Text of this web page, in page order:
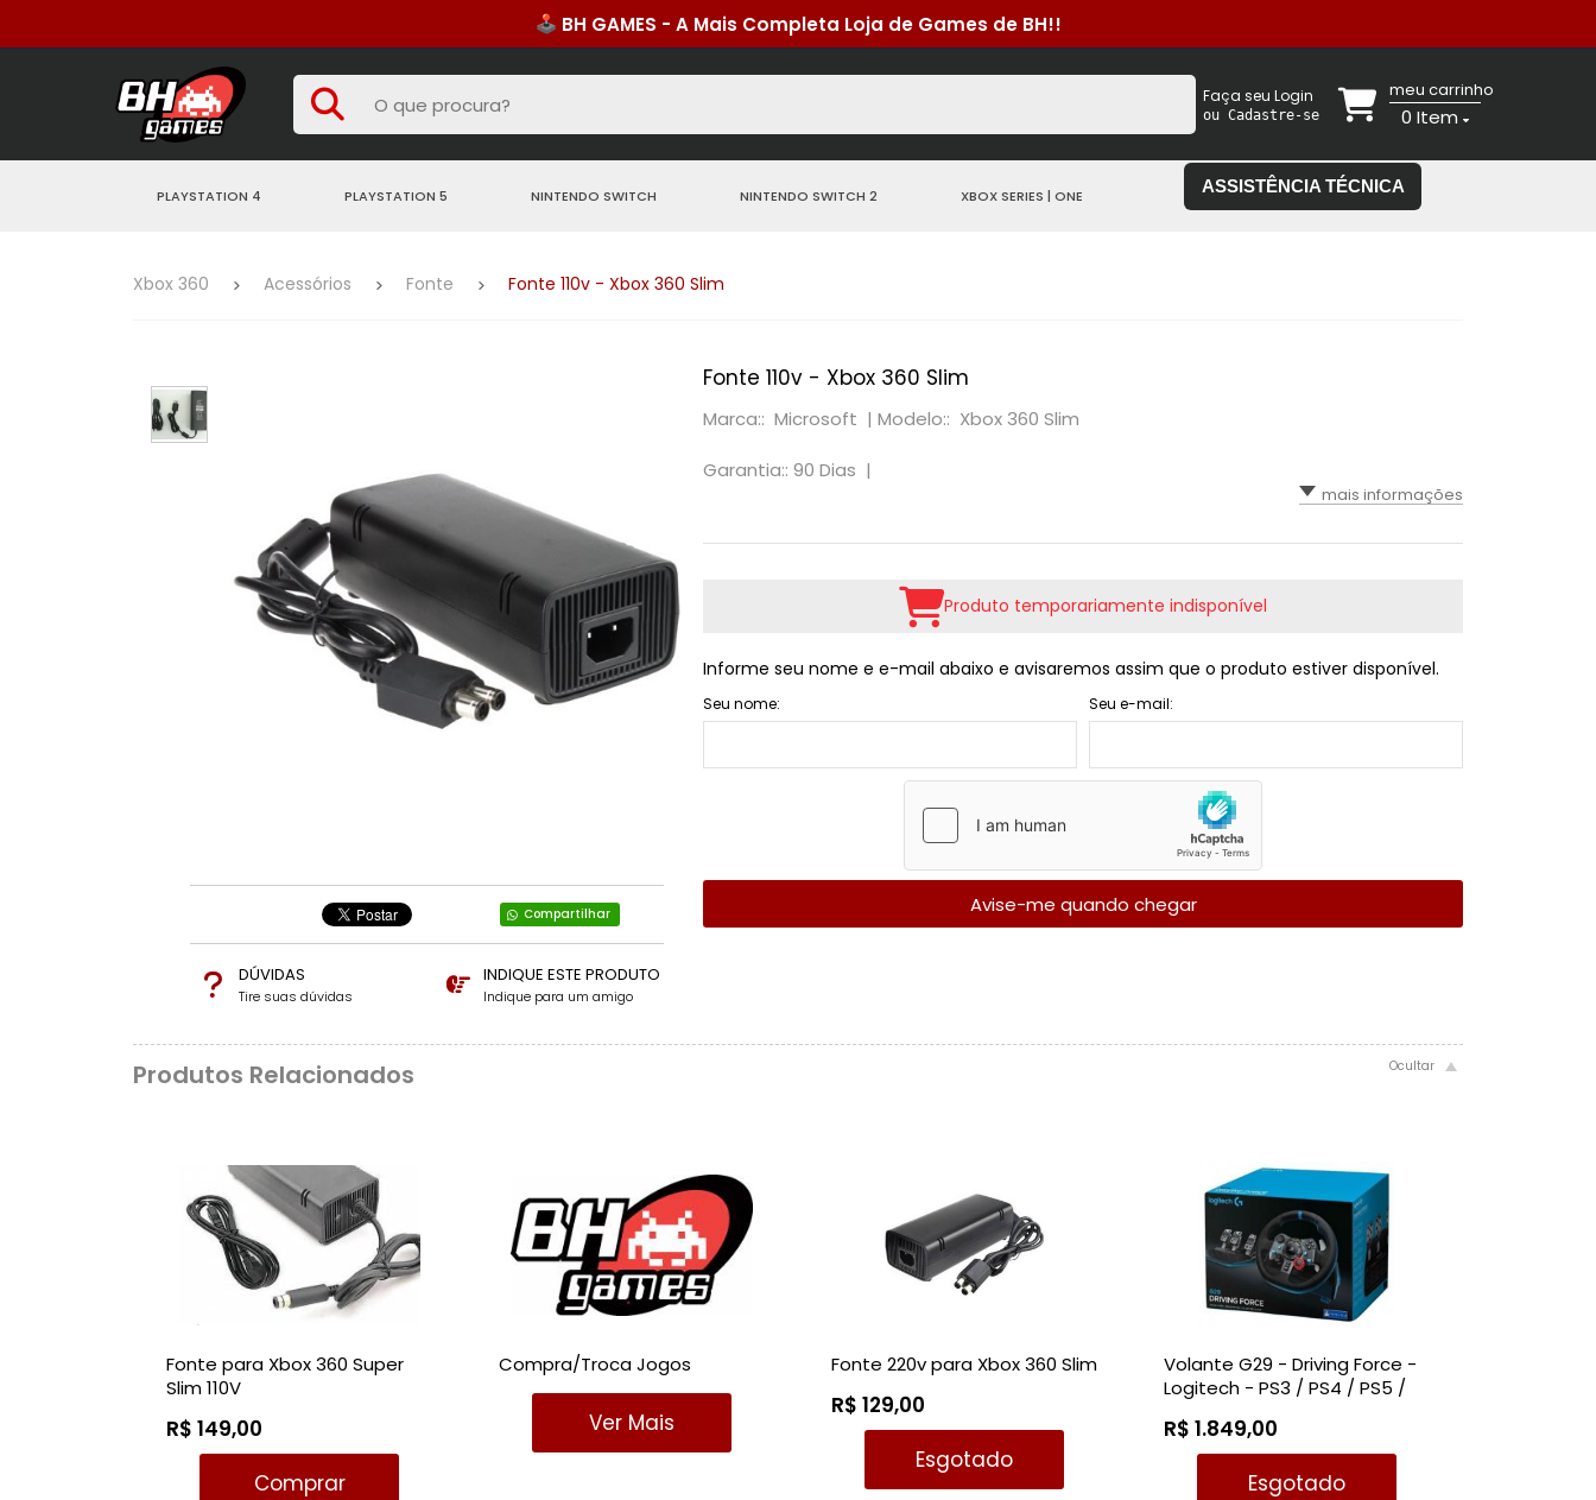
Faça seu Login
ou Cadastre-se
meu carrinho
0 Item
PLAYSTATION 4 PLAYSTATION 5 NINTENDO SWITCH NINTENDO SWITCH 2 XBOX SERIES | ONE ASSISTÊNCIA TÉCNICA
Xbox 360 Acessórios Fonte Fonte 110v - Xbox 360 Slim
Compartilhar
DÚVIDAS
Tire suas dúvidas
INDIQUE ESTE PRODUTO
Indique para um amigo
Fonte 110v - Xbox 360 Slim
Marca:: Microsoft | Modelo:: Xbox 360 Slim
Garantia:: 90 Dias |
mais informações
Produto temporariamente indisponível
Informe seu nome e e-mail abaixo e avisaremos assim que o produto estiver disponível.
Seu nome: Seu e-mail:
Avise-me quando chegar
Produtos Relacionados
Fonte para Xbox 360 Super
Slim 110V
R$ 149,00
Comprar
Compra/Troca Jogos
Ver Mais
Fonte 220v para Xbox 360 Slim
R$ 129,00
Esgotado
Volante G29 - Driving Force -
Logitech - PS3 / PS4 / PS5 /
R$ 1.849,00
Esgotado